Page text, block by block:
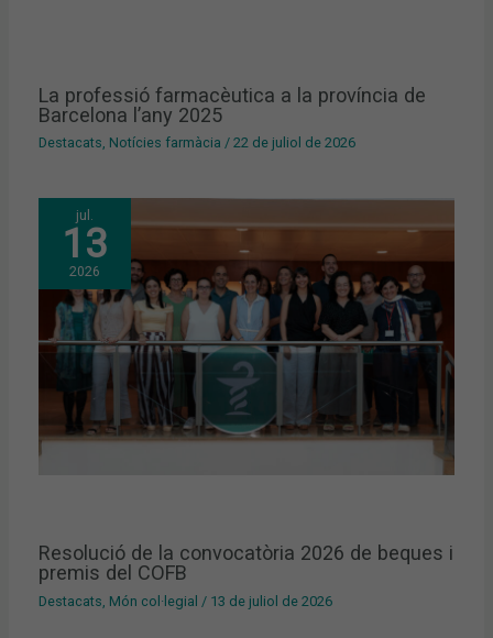
La professió farmacèutica a la província de
Barcelona l’any 2025
Destacats, Notícies farmàcia /22 de juliol de 2026
jul.
13
2026
Resolució de la convocatòria 2026 de beques i
premis del COFB
Destacats Món col·legial / 13 de juliol de 2026